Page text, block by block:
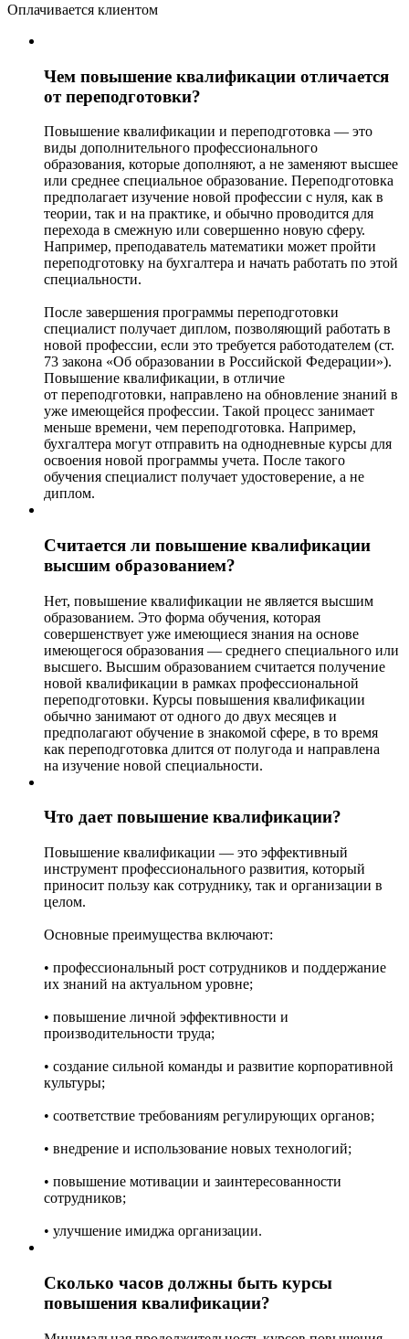
Оплачивается клиентом
Чем повышение квалификации отличается
от переподготовки?
Повышение квалификации и переподготовка — это
виды дополнительного профессионального
образования, которые дополняют, а не заменяют высшее
или среднее специальное образование. Переподготовка
предполагает изучение новой профессии с нуля, как в
теории, так и на практике, и обычно проводится для
перехода в смежную или совершенно новую сферу.
Например, преподаватель математики может пройти
переподготовку на бухгалтера и начать работать по этой
специальности.
После завершения программы переподготовки
специалист получает диплом, позволяющий работать в
новой профессии, если это требуется работодателем (ст.
73 закона «Об образовании в Российской Федерации»).
Повышение квалификации, в отличие
от переподготовки, направлено на обновление знаний в
уже имеющейся профессии. Такой процесс занимает
меньше времени, чем переподготовка. Например,
бухгалтера могут отправить на однодневные курсы для
освоения новой программы учета. После такого
обучения специалист получает удостоверение, а не
диплом.
Считается ли повышение квалификации
высшим образованием?
Нет, повышение квалификации не является высшим
образованием. Это форма обучения, которая
совершенствует уже имеющиеся знания на основе
имеющегося образования — среднего специального или
высшего. Высшим образованием считается получение
новой квалификации в рамках профессиональной
переподготовки. Курсы повышения квалификации
обычно занимают от одного до двух месяцев и
предполагают обучение в знакомой сфере, в то время
как переподготовка длится от полугода и направлена
на изучение новой специальности.
Что дает повышение квалификации?
Повышение квалификации — это эффективный
инструмент профессионального развития, который
приносит пользу как сотруднику, так и организации в
целом.
Основные преимущества включают:
• профессиональный рост сотрудников и поддержание
их знаний на актуальном уровне;
• повышение личной эффективности и
производительности труда;
• создание сильной команды и развитие корпоративной
культуры;
• соответствие требованиям регулирующих органов;
• внедрение и использование новых технологий;
• повышение мотивации и заинтересованности
сотрудников;
• улучшение имиджа организации.
Сколько часов должны быть курсы
повышения квалификации?